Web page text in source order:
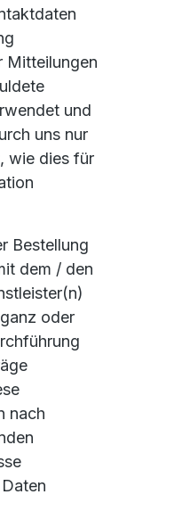
Mitteilungen
und
uns nur
wie dies für
Bestellung
dem / den
oder
nach